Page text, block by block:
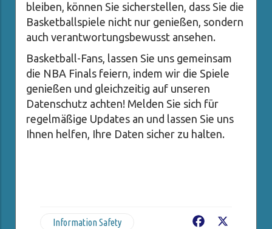
bleiben, können Sie sicherstellen, dass Sie die
Basketballspiele nicht nur genießen, sondern
auch verantwortungsbewusst ansehen.
Basketball-Fans, lassen Sie uns gemeinsam
die NBA Finals feiern, indem wir die Spiele
genießen und gleichzeitig auf unseren
Datenschutz achten! Melden Sie sich für
regelmäßige Updates an und lassen Sie uns
Ihnen helfen, Ihre Daten sicher zu halten.
Information Safety Facebook